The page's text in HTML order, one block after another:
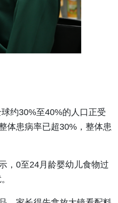
约30%至40%的人口正受
体患病率已超30%，整体患
，0至24月龄婴幼儿食物过